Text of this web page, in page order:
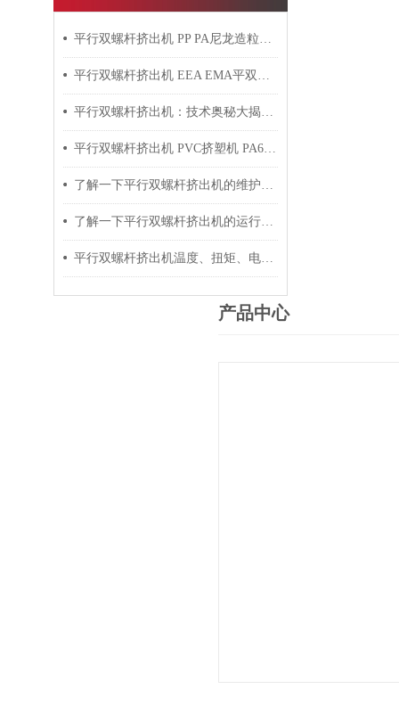
平行双螺杆挤出机 PP PA尼龙造粒机技术参数
平行双螺杆挤出机 EEA EMA平双挤出机 双螺杆挤出机技术参数
平行双螺杆挤出机：技术奥秘大揭秘！
平行双螺杆挤出机 PVC挤塑机 PA6+玻纤挤出造粒机技术参数
了解一下平行双螺杆挤出机的维护保养方法吧
了解一下平行双螺杆挤出机的运行过程吧
平行双螺杆挤出机温度、扭矩、电流控制要点
产品中心